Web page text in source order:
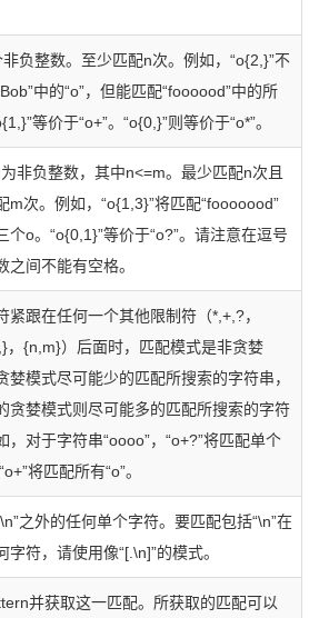
负整数。至少匹配n次。例如，“o{2,}”不
中的“o”，但能匹配“foooood”中的所
等价于“o+”。“o{0,}”则等价于“o*”。
非负整数，其中n<=m。最少匹配n次且
m次。例如，“o{1,3}”将匹配“fooooood”
个o。“o{0,1}”等价于“o?”。请注意在逗号
之间不能有空格。
紧跟在任何一个其他限制符（*,+,?，
，{n,m}）后面时，匹配模式是非贪婪
婪模式尽可能少的匹配所搜索的字符串，
贪婪模式则尽可能多的匹配所搜索的字符
，对于字符串“oooo”，“o+?”将匹配单个
将匹配所有“o”。
之外的任何单个字符。要匹配包括“\n”在
字符，请使用像“[.\n]”的模式。
并获取这一匹配。所获取的匹配可以